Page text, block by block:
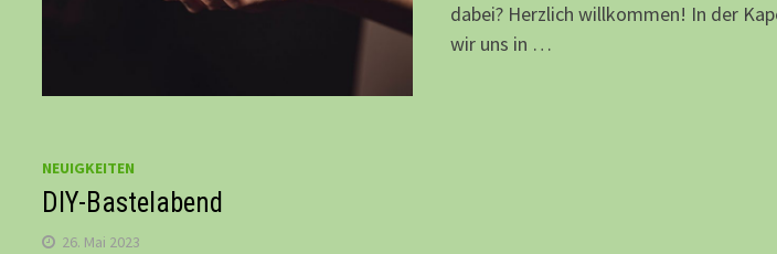
dabei? Herzlich willkommen! In der
wir uns in …
NEUIGKEITEN
DIY-Bastelabend
26. Mai 2023